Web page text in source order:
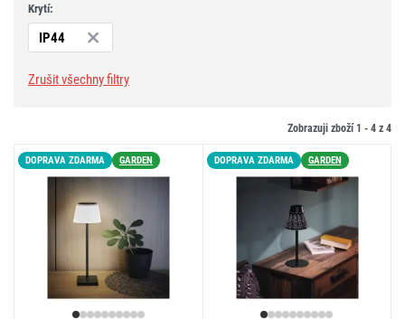
Krytí:
IP44
Zrušit všechny filtry
Zobrazuji zboží 1 - 4 z 4
DOPRAVA ZDARMA GARDEN DOPRAVA ZDARMA GARDEN